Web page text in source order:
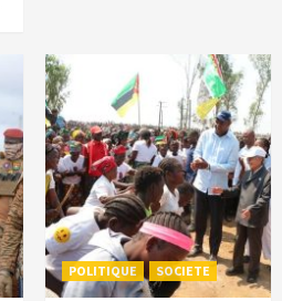
POLITIQUE SOCIETE